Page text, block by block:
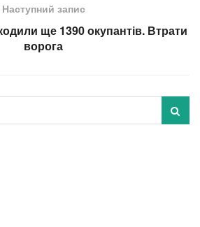
Наступний запис
ще 1390 окупантів. Втрати
ворога